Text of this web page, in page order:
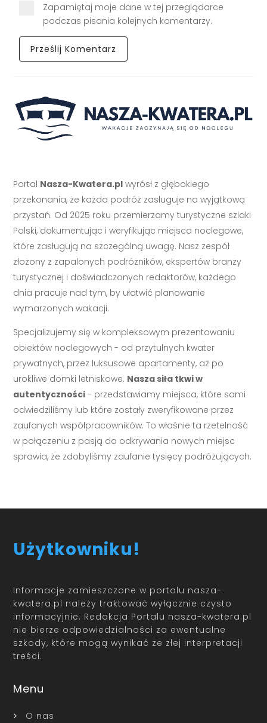
Zapamiętaj moje dane w tej przeglądarce
podczas pisania kolejnych komentarzy.
Portal Nasza-Kwatera.pl wyrósł z głębokiego
przekonania, że każda podróż zasługuje na wyjątkową
przystań. Od 2025 roku przemierzamy turystyczne szlaki
Polski, dokumentując i weryfikując miejsca noclegowe,
które zasługują na szczególną uwagę. Nasz zespół
złożony z zapalonych podróżników, ekspertów branży
turystycznej i doświadczonych redaktorów, każdego
dnia pracuje nad tym, by ułatwić planowanie
wymarzonych wakacji.
Specjalizujemy się w kompleksowym prezentowaniu
obiektów noclegowych - od przytulnych kwater
prywatnych, przez luksusowe apartamenty, aż po
urokliwe domki letniskowe. Nasza siła tkwi w
autentyczności - przedstawiamy miejsca, które sami
odwiedziliśmy lub które zostały zweryfikowane przez
zaufanych współpracowników. To właśnie ta rzetelność
w połączeniu z pasją do odkrywania nowych miejsc
sprawia, że zdobyliśmy zaufanie tysięcy podróżujących.
Użytkowniku!
Informacje zamieszczone w portalu nasza-
kwatera.pl należy traktować wyłącznie czysto
informacyjnie. Redakcja Portalu nasza-kwatera.pl
nie bierze odpowiedzialności za ewentualne
szkody, które mogą wynikać ze złej interpretacji
treści.
Menu
O nas